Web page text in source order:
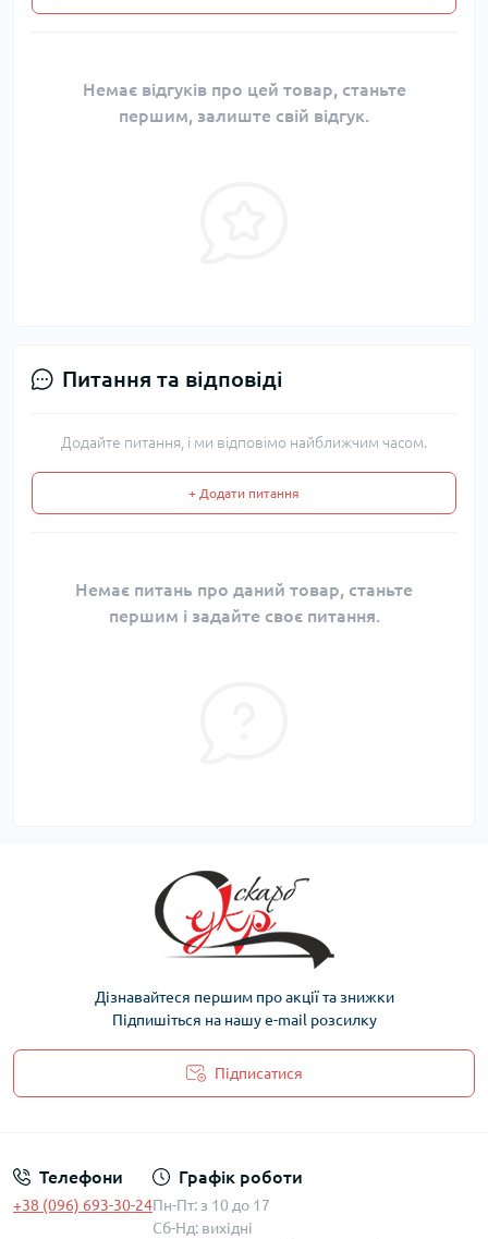
Немає відгуків про цей товар, станьте
першим, залиште свій відгук.
Питання та відповіді
Додайте питання, і ми відповімо найближчим часом.
+ Додати питання
Немає питань про даний товар, станьте
першим і задайте своє питання.
Дізнавайтеся першим про акції та знижки
Підпишіться на нашу e-mail розсилку
Підписатися
Телефони
+38 (096) 693-30-24
Графік роботи
Пн-Пт: з 10 до 17
Сб-Нд: вихідні